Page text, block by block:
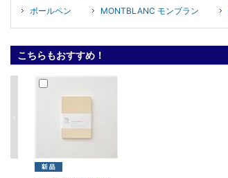
ボールペン
MONTBLANC モンブラン
こちらもおすすめ！